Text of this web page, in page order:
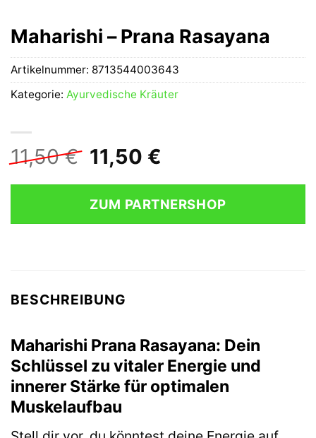
Maharishi – Prana Rasayana
11,50€ Ursprünglicher
Preis
war:
11,50 €
11,50 €
ist:
11,50 €.
ZUM PARTNERSHOP
Artikelnummer: 8713544003643
Kategorie: Ayurvedische Kräuter
BESCHREIBUNG
Maharishi Prana Rasayana: Dein
Schlüssel zu vitaler Energie und
innerer Stärke für optimalen
Muskelaufbau